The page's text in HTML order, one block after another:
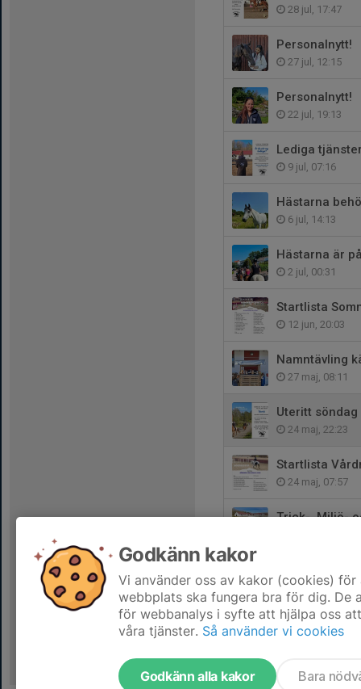
28 jul, 17:47
Personalnytt!
27 jul, 12:15
Personalnytt!
22 jul, 19:13
Lediga
9 jul, 07:16
Hästarna
6 jul, 14:13
Hästarna är
2 jul, 00:31
Startlista
12 jun, 20:03
Namntävling
27 maj, 08:11
Uteritt
24 maj, 22:23
Startlista
24 maj, 07:57
Trick-, Miljö-
17 maj, 09:11
Godkänn kakor
Vi använder oss av kakor (cookies)
webbplats ska fungera bra för dig. De
för webbanalys i syfte att hjälpa oss
våra tjänster. Så använder vi cookies
Godkänn alla kakor Bara